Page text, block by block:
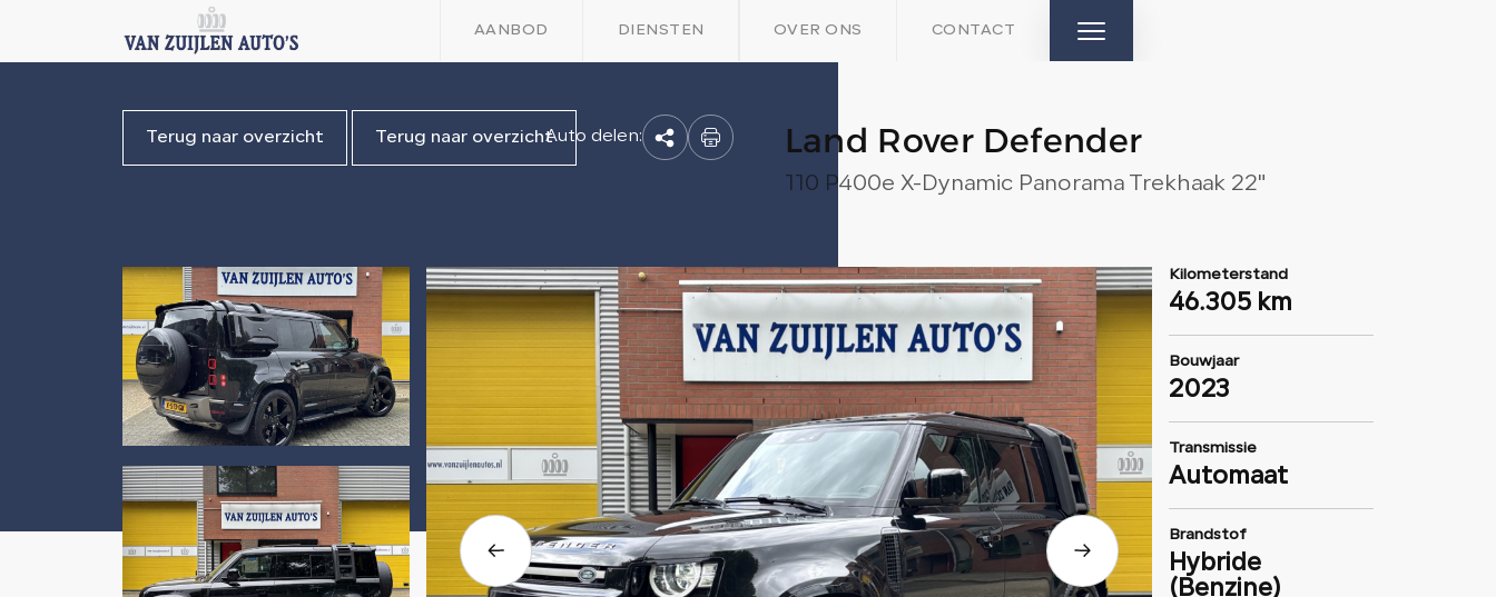
AANBOD DIENSTEN OVER ONS CONTACT
HOME
AANBOD
AFTERSALES
OVER ONS
VERKOCHT
CONTACT
Terug naar overzicht Terug naar overzichtAuto delen: Land Rover Defender
110 P400e X-Dynamic Panorama Trekhaak 22"
Kilometerstand
46.305 km
Bouwjaar
2023
Transmissie
Automaat
Brandstof
Hybride
(Benzine)